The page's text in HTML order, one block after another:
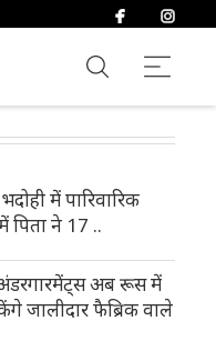
में पारिवारिक
पिता ने 17 ..
अंडरगारमेंट्स अब रूस में
जालीदार फैब्रिक वाले